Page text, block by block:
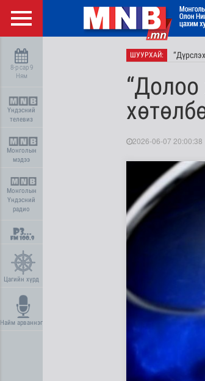
8-р сар 9
Ням
Үндэсний
телевиз
Монголын
мэдээ
Монголын
Үндэсний
радио
Цагийн хүрд
Найм арваннэг
ШУУРХАЙ:
2026-06-07 20:00:38